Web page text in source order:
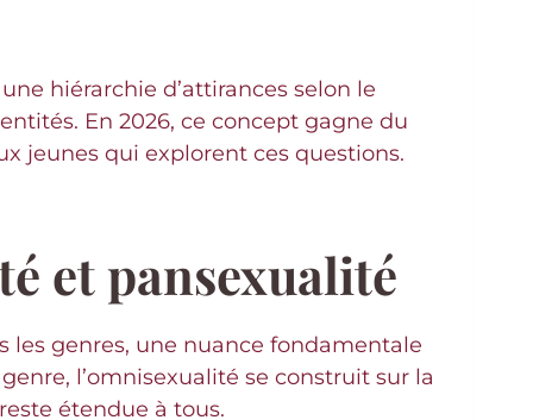
hiérarchie d’attirances selon le
En 2026, ce concept gagne du
jeunes qui explorent ces questions.
et pansexualité
genres, une nuance fondamentale
l’omnisexualité se construit sur la
étendue à tous.